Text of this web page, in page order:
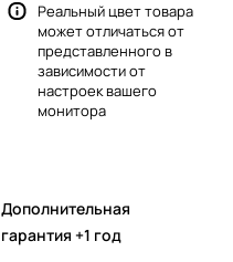
Реальный цвет товара
может отличаться от
представленного в
зависимости от
настроек вашего
монитора
Дополнительная
гарантия +1 год